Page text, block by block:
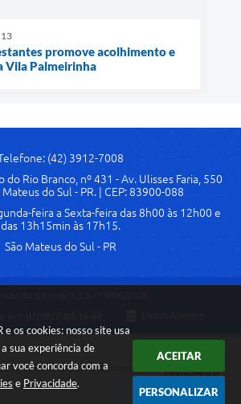
e os cookies: nosso site usa
sua experiência de
você concorda com a
e Privacidade.
ACEITAR
PERSONALIZAR
promove acolhimento e
Vila Palmeirinha
(42) 3912-7008
do Rio Branco, nº 431 - Av. Ulisses Faria, 550
do Sul - PR. | CEP: 83900-088
feira a Sexta-feira das 8h00 às 12h00 e
das 13h15min às 17h15.
São Mateus do Sul - PR
Todos os direitos reservados -